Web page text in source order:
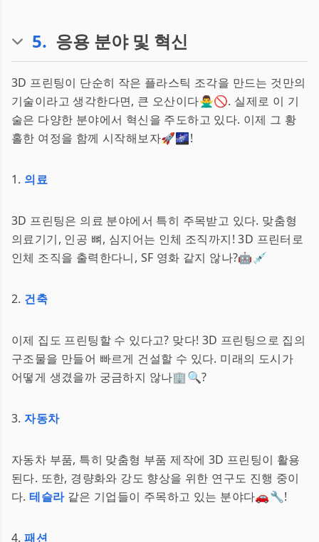
5. 응용 분야 및 혁신
3D 프린팅이 단순히 작은 플라스틱 조각을 만드는 것만의
기술이라고 생각한다면, 큰 오산이다🙅‍♂️🚫. 실제로 이 기
술은 다양한 분야에서 혁신을 주도하고 있다. 이제 그 황
홀한 여정을 함께 시작해보자🚀🌌!
1. 의료
3D 프린팅은 의료 분야에서 특히 주목받고 있다. 맞춤형
의료기기, 인공 뼈, 심지어는 인체 조직까지! 3D 프린터로
인체 조직을 출력한다니, SF 영화 같지 않나?🤖💉
2. 건축
이제 집도 프린팅할 수 있다고? 맞다! 3D 프린팅으로 집의
구조물을 만들어 빠르게 건설할 수 있다. 미래의 도시가
어떻게 생겼을까 궁금하지 않나🏢🔍?
3.자동차
자동차 부품, 특히 맞춤형 부품 제작에 3D 프린팅이 활용
된다. 또한, 경량화와 강도 향상을 위한 연구도 진행 중이
다.테슬라같은 기업들이 주목하고 있는 분야다🚗🔧!
4.패션